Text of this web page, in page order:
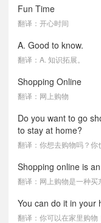
Fun Time
翻译：开心时间
A. Good to know.
翻译：A. 知识拓展。
Shopping Online
翻译：网上购物
Do you want to go
to stay at home?
翻译：你想去购物吗？你
Shopping online is
翻译：网上购物是一种买
You can do it in your
翻译：你可以在家里购物